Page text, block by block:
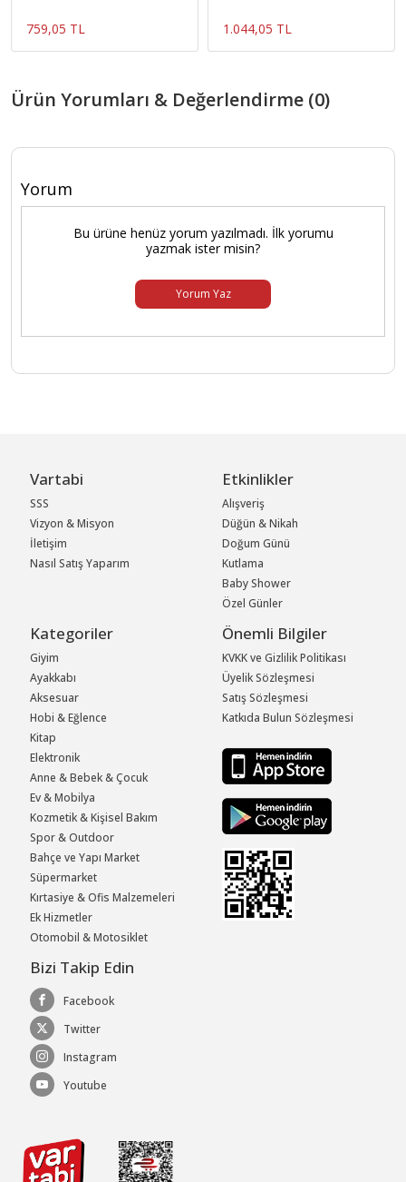
759,05 TL 1.044,05 TL
Ürün Yorumları & Değerlendirme (0)
Yorum
Bu ürüne henüz yorum yazılmadı. İlk yorumu
yazmak ister misin?
Yorum Yaz
Vartabi
SSS
Vizyon & Misyon
İletişim
Nasıl Satış Yaparım
Etkinlikler
Alışveriş
Düğün & Nikah
Doğum Günü
Kutlama
Baby Shower
Özel Günler
Kategoriler
Giyim
Ayakkabı
Aksesuar
Hobi & Eğlence
Kitap
Elektronik
Anne & Bebek & Çocuk
Ev & Mobilya
Kozmetik & Kişisel Bakım
Spor & Outdoor
Bahçe ve Yapı Market
Süpermarket
Kırtasiye & Ofis Malzemeleri
Ek Hizmetler
Otomobil & Motosiklet
Önemli Bilgiler
KVKK ve Gizlilik Politikası
Üyelik Sözleşmesi
Satış Sözleşmesi
Katkıda Bulun Sözleşmesi
Bizi Takip Edin
Facebook
Twitter
Instagram
Youtube